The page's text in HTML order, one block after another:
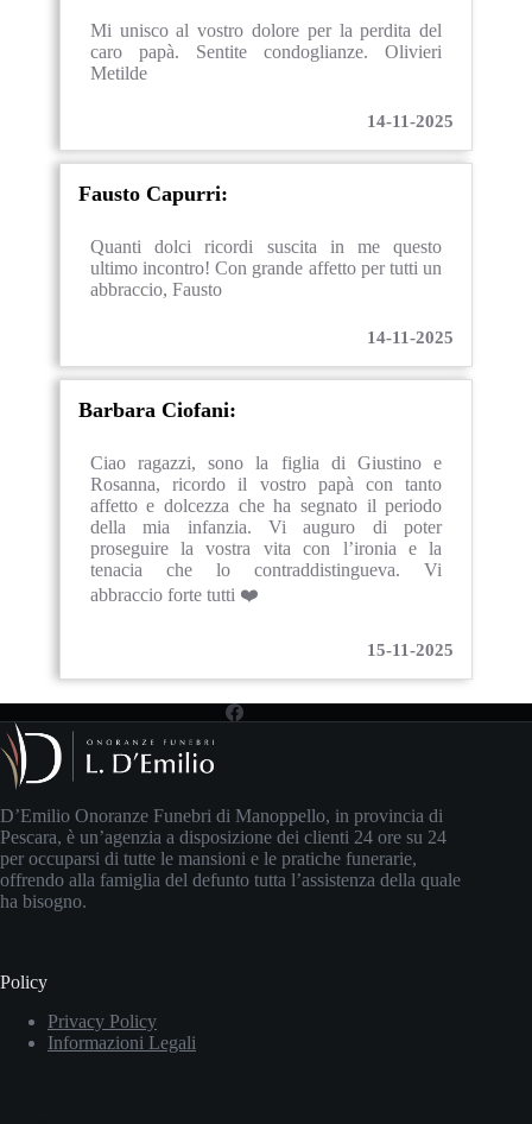
Mi unisco al vostro dolore per la perdita del
caro papà. Sentite condoglianze. Olivieri
Metilde
14-11-2025
Fausto Capurri:
Quanti dolci ricordi suscita in me questo
ultimo incontro! Con grande affetto per tutti un
abbraccio, Fausto
14-11-2025
Barbara Ciofani:
Ciao ragazzi, sono la figlia di Giustino e
Rosanna, ricordo il vostro papà con tanto
affetto e dolcezza che ha segnato il periodo
della mia infanzia. Vi auguro di poter
proseguire la vostra vita con l’ironia e la
tenacia che lo contraddistingueva. Vi
abbraccio forte tutti ❤️
15-11-2025
D’Emilio Onoranze Funebri di Manoppello, in provincia di
Pescara, è un’agenzia a disposizione dei clienti 24 ore su 24
per occuparsi di tutte le mansioni e le pratiche funerarie,
offrendo alla famiglia del defunto tutta l’assistenza della quale
ha bisogno.
Policy
Privacy Policy
Informazioni Legali